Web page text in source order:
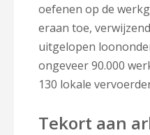
oefenen op de
eraan toe,
uitgelopen
ongeveer 90.000
130 lokale
Tekort aan